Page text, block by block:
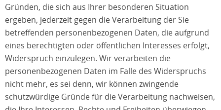
Gründen, die sich aus Ihrer besonderen Situation
ergeben, jederzeit gegen die Verarbeitung der Sie
betreffenden personenbezogenen Daten, die aufgrund
eines berechtigten oder öffentlichen Interesses erfolgt,
Widerspruch einzulegen. Wir verarbeiten die
personenbezogenen Daten im Falle des Widerspruchs
nicht mehr, es sei denn, wir können zwingende
schutzwürdige Gründe für die Verarbeitung nachweisen,